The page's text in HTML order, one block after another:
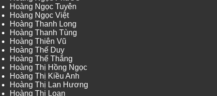
Hoàng Ngọc Tuyên
Hoàng Ngọc Việt
Hoàng Thanh Long
Hoàng Thanh Tùng
Hoàng Thiên Vũ
Hoàng Thế Duy
Hoàng Thế Thắng
Hoàng Thị Hồng Ngọc
Hoàng Thị Kiều Anh
Hoàng Thị Lan Hương
Hoàng Thị Loan